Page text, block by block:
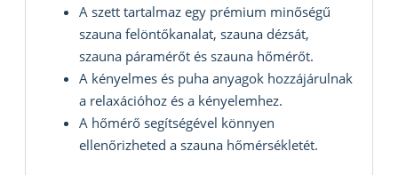
A szett tartalmaz egy prémium minőségű
szauna felöntőkanalat, szauna dézsát,
szauna páramérőt és szauna hőmérőt.
A kényelmes és puha anyagok hozzájárulnak
a relaxációhoz és a kényelemhez.
A hőmérő segítségével könnyen
ellenőrizheted a szauna hőmérsékletét.